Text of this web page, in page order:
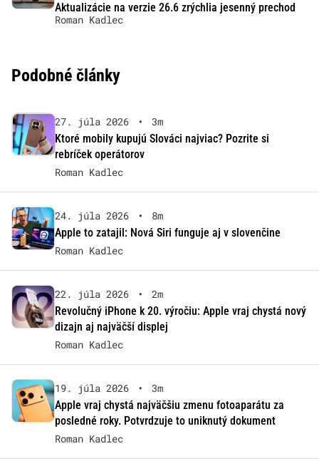
Aktualizácie na verzie 26.6 zrýchlia jesenný prechod
Roman Kadlec
Podobné články
27. júla 2026 •
3m
Ktoré mobily kupujú Slováci najviac? Pozrite si
rebríček operátorov
Roman Kadlec
24. júla 2026 •
8m
Apple to zatajil: Nová Siri funguje aj v slovenčine
Roman Kadlec
22. júla 2026 •
2m
Revolučný iPhone k 20. výročiu: Apple vraj chystá nový
dizajn aj najväčší displej
Roman Kadlec
19. júla 2026 •
3m
Apple vraj chystá najväčšiu zmenu fotoaparátu za
posledné roky. Potvrdzuje to uniknutý dokument
Roman Kadlec